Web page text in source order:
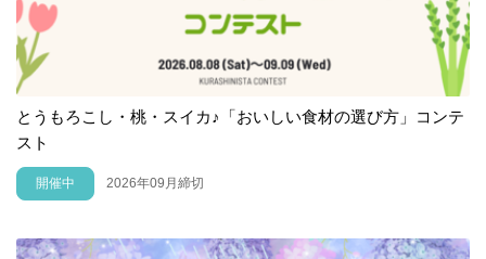
とうもろこし・桃・スイカ♪「おいしい食材の選び方」コンテ
スト
開催中 2026年09月締切